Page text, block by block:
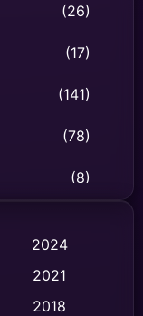
(26)
(17)
(141)
(78)
(8)
(47)
2024
2021
2018